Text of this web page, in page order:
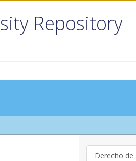
Repository
Derecho de